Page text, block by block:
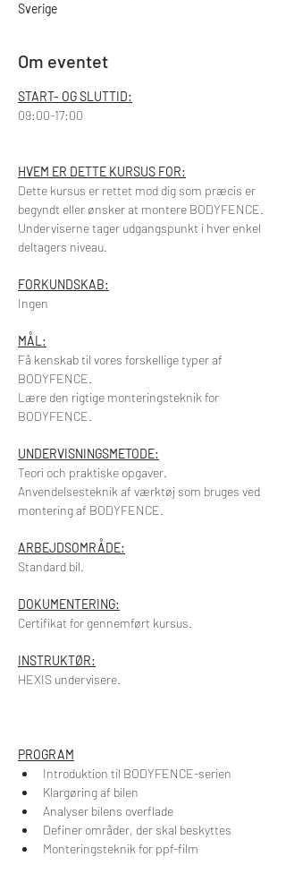
Sverige
Om eventet
​START- OG SLUTTID:
09:00-17:00
HVEM ER DETTE KURSUS FOR:
Dette kursus er rettet mod dig som præcis er
begyndt eller ønsker at montere BODYFENCE.
Underviserne tager udgangspunkt i hver enkel
deltagers niveau.
FORKUNDSKAB:
Ingen
MÅL:
Få kenskab til vores forskellige typer af
BODYFENCE.
Lære den rigtige monteringsteknik for
BODYFENCE.
UNDERVISNINGSMETODE:
Teori och praktiske opgaver.
Anvendelsesteknik af værktøj som bruges ved
montering af BODYFENCE.
ARBEJDSOMRÅDE:
Standard bil.
DOKUMENTERING:
Certifikat for gennemført kursus.
INSTRUKTØR:
HEXIS undervisere.
PROGRAM
Introduktion til BODYFENCE-serien
Klargøring af bilen
Analyser bilens overflade
Definer områder, der skal beskyttes
Monteringsteknik for ppf-film